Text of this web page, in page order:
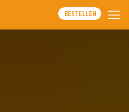
BESTELLEN